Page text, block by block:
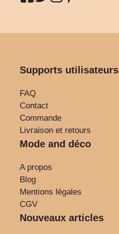
Supports utilisateurs
FAQ
Contact
Commande
Livraison et retours
Mode and déco
A propos
Blog
Mentions légales
CGV
Nouveaux articles